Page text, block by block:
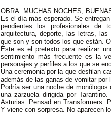
OBRA: MUCHAS NOCHES,
Es el día más esperado. Se
pendientes los profesionales de
arquitectura, deporte, las letras,
que son y son todos los que están.
Éste es el pretexto para realizar
sentimiento más frecuente es la
personajes y perfiles a los que se
Una ceremonia por la que desfilan
además de las ganas de vomitar
Podría ser una noche de
una zarzuela dirigida por
Asturias. Pensad en Transformers.
Y viene con sorpresa. No aparecen